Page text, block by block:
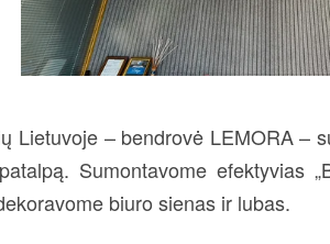
Lietuvoje – bendrovė LEMORA –
Sumontavome efektyvias
biuro sienas ir lubas.